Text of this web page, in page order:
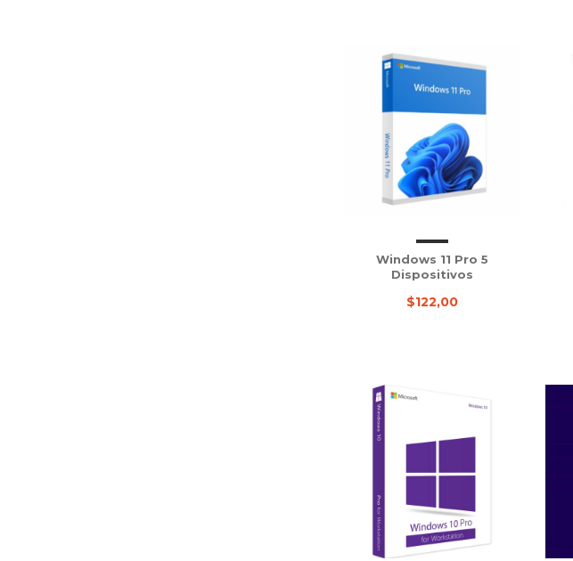
Windows 11 Pro 5
Dispositivos
$122,00